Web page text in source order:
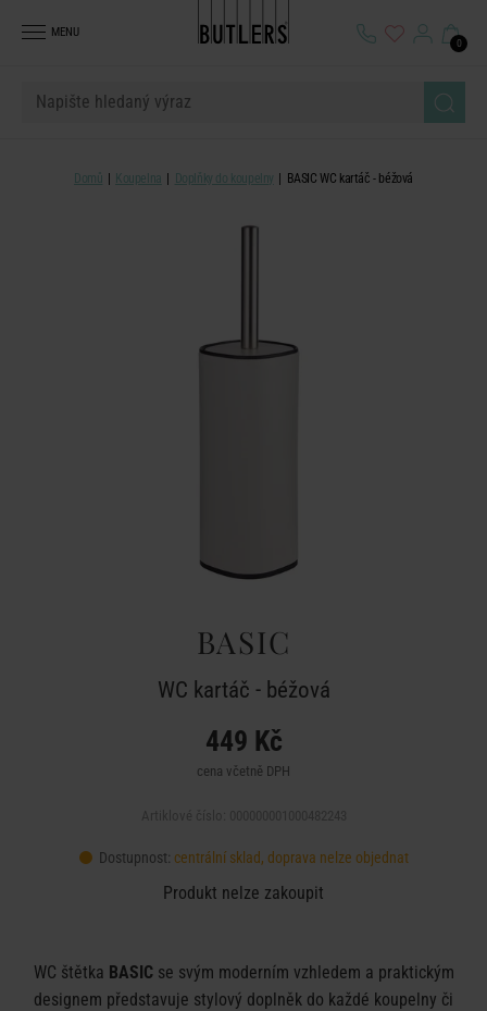
MENU
0
Domů Koupelna Doplňky do koupelny BASIC WC kartáč - béžová
BASIC
WC kartáč - béžová
449 Kč
cena včetně DPH
Dostupnost: centrální sklad, doprava nelze objednat
Produkt nelze zakoupit
WC štětka BASIC se svým moderním vzhledem a praktickým
designem představuje stylový doplněk do každé koupelny či